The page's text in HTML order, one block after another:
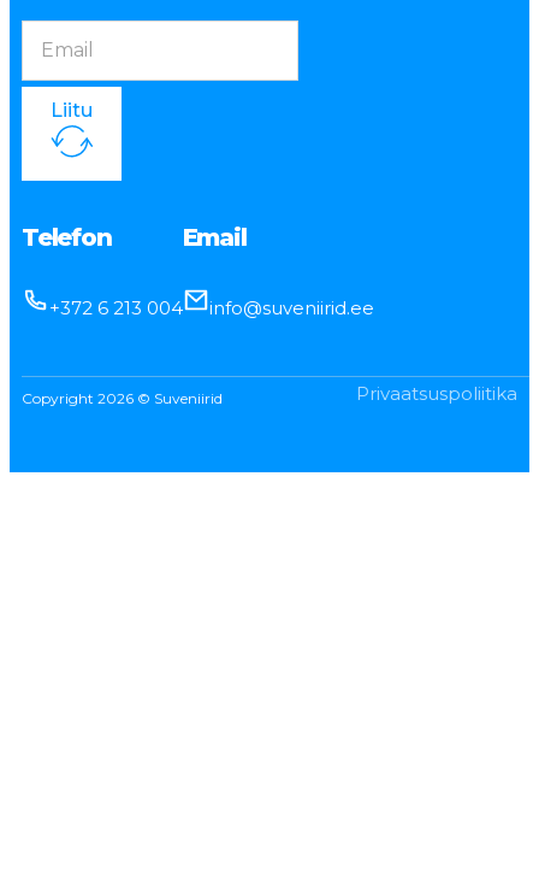
Liitu
Telefon
+372 6 213 004
Email
info@suveniirid.ee
Copyright 2026 © Suveniirid Privaatsuspoliitika